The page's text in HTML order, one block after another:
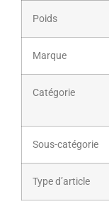
Poids
Marque
Catégorie
Sous-catégorie
Type d’article